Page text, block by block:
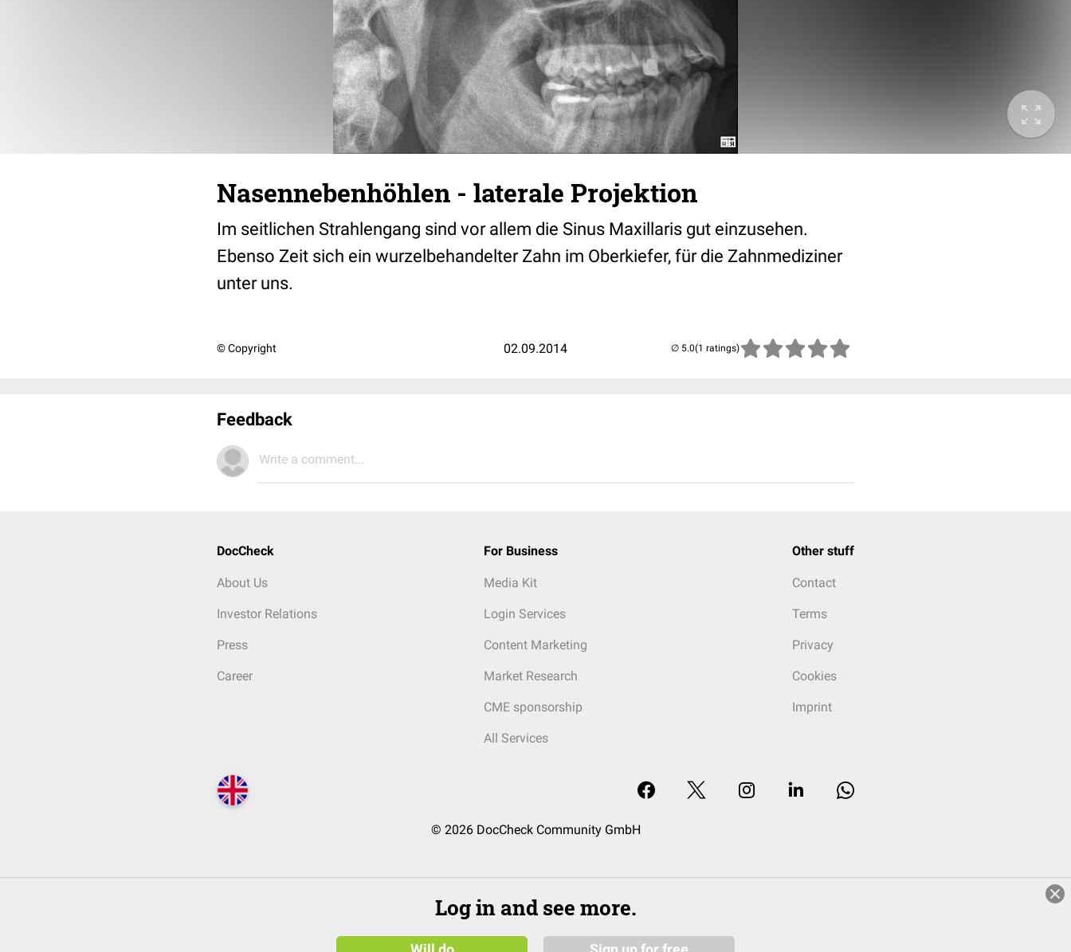
Nasennebenhöhlen - laterale Projektion
Im seitlichen Strahlengang sind vor allem die Sinus Maxillaris gut einzusehen.
Ebenso Zeit sich ein wurzelbehandelter Zahn im Oberkiefer, für die Zahnmediziner
unter uns.
© Copyright 02.09.2014 (1 ratings)
Feedback
Write a comment...
DocCheck
About Us
Investor Relations
Press
Career
For Business
Media Kit
Login Services
Content Marketing
Market Research
CME sponsorship
All Services
Other stuff
Contact
Terms
Privacy
Cookies
Imprint
© 2026 DocCheck Community GmbH
Log in and see more.